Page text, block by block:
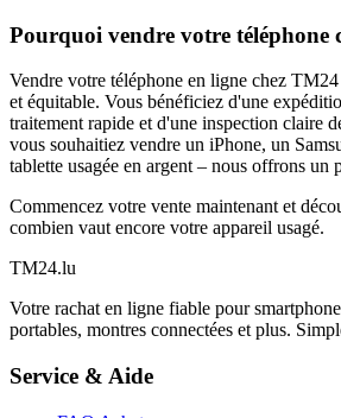
Pourquoi vendre votre téléphone
Vendre votre téléphone en ligne chez
et équitable. Vous bénéficiez d'une
traitement rapide et d'une inspection claire
vous souhaitiez vendre un iPhone, un
tablette usagée en argent – nous offrons un
Commencez votre vente maintenant et
combien vaut encore votre appareil usagé.
TM24.lu
Votre rachat en ligne fiable pour
portables, montres connectées et plus.
Service & Aide